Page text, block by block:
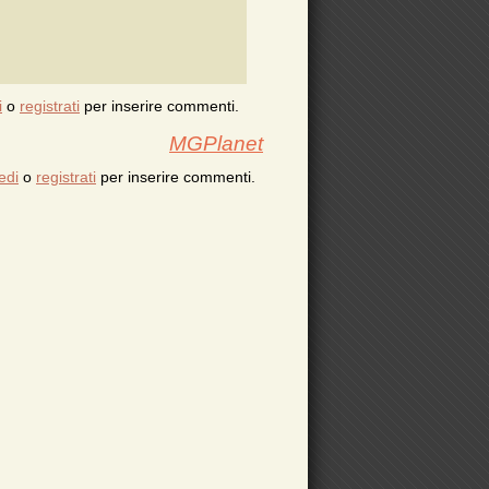
o registrati per inserire commenti.
MGPlanet
o registrati per inserire commenti.